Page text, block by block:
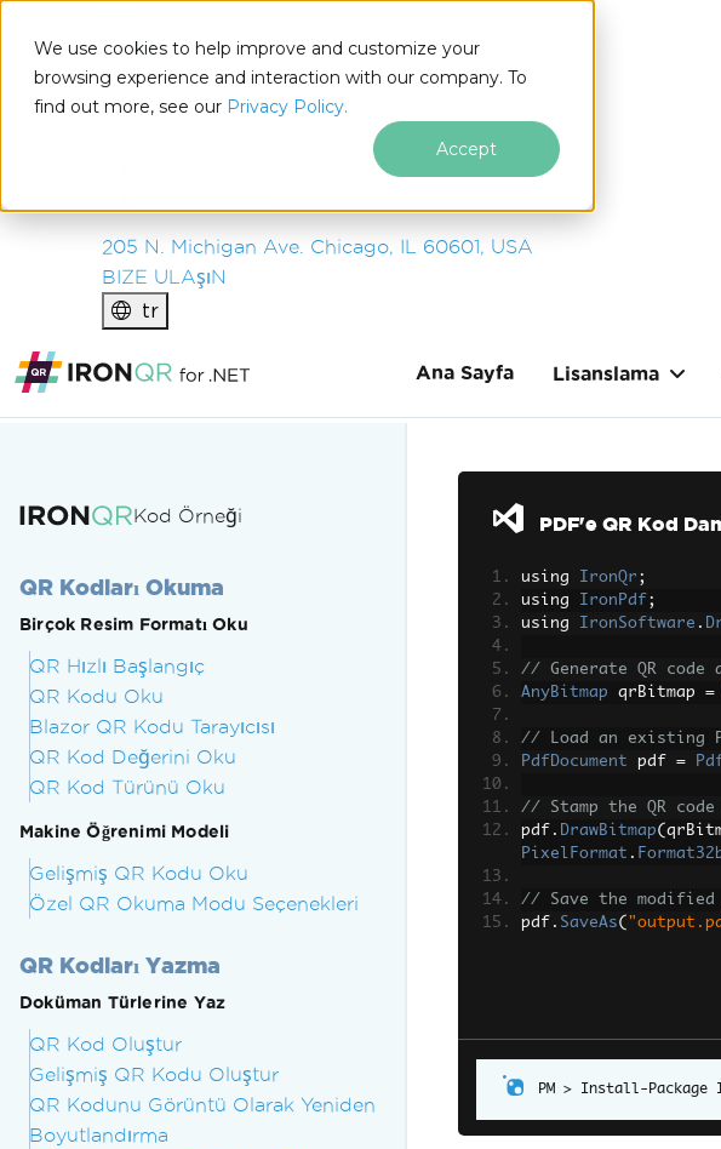
We use cookies to help improve and customize your
browsing experience and interaction with our company. To
find out more, see our Privacy Policy.
Accept
IRONSOFTWARE
ÜRüNLER
KURUM
205 N. Michigan Ave. Chicago, IL 60601, USA
BIZE ULAşıN
tr
Ana Sayfa Lisanslama
Kod Örneği
QR Kodları Okuma
Birçok Resim Formatı Oku
QR Hızlı Başlangıç
QR Kodu Oku
Blazor QR Kodu Tarayıcısı
QR Kod Değerini Oku
QR Kod Türünü Oku
Makine Öğrenimi Modeli
Gelişmiş QR Kodu Oku
Özel QR Okuma Modu Seçenekleri
QR Kodları Yazma
Doküman Türlerine Yaz
QR Kod Oluştur
Gelişmiş QR Kodu Oluştur
QR Kodunu Görüntü Olarak Yeniden
Boyutlandırma
PDF'e QR Kod
using IronQr ;
using IronPdf ;
using IronSoftware .
// Generate QR code
AnyBitmap qrBitmap =
// Load an existing
PdfDocument pdf =
// Stamp the QR
pdf . DrawBitmap(
PixelFormat .
// Save the modified
pdf . SaveAs(
Install-Package